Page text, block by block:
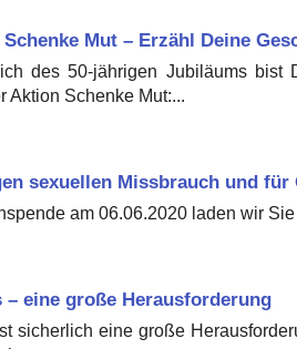
Mut – Erzähl Deine
des 50-jährigen Jubiläums bist
Aktion Schenke Mut:...
sexuellen Missbrauch und für
am 06.06.2020 laden wir
– eine große Herausforderung
sicherlich eine große